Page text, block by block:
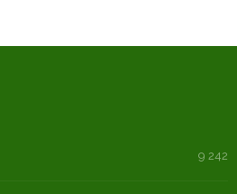
9 242